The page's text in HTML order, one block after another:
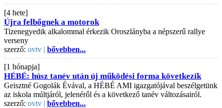
[4 hete]
Újra felbőgnek a motorok
Tizenegyedik alkalommal érkezik Oroszlányba a népszerű rallye
verseny
szerző: ovtv | bővebben...
[1 hónapja]
HÉBÉ: húsz tanév után új működési forma következik
Geisztné Gogolák Évával, a HÉBÉ AMI igazgatójával beszélgetünk
az iskola múltjáról, jelenéről és a következő tanév változásairól.
szerző: ovtv | bővebben...